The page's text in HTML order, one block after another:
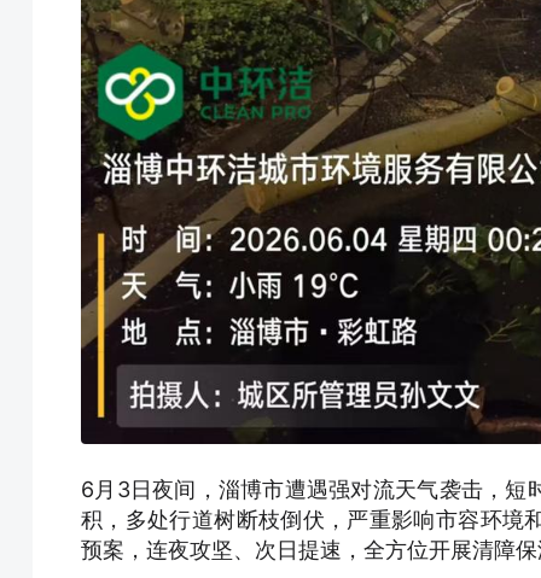
6月3日夜间，淄博市遭遇强对流天气袭击，
积，多处行道树断枝倒伏，严重影响市容环境
预案，连夜攻坚、次日提速，全方位开展清障